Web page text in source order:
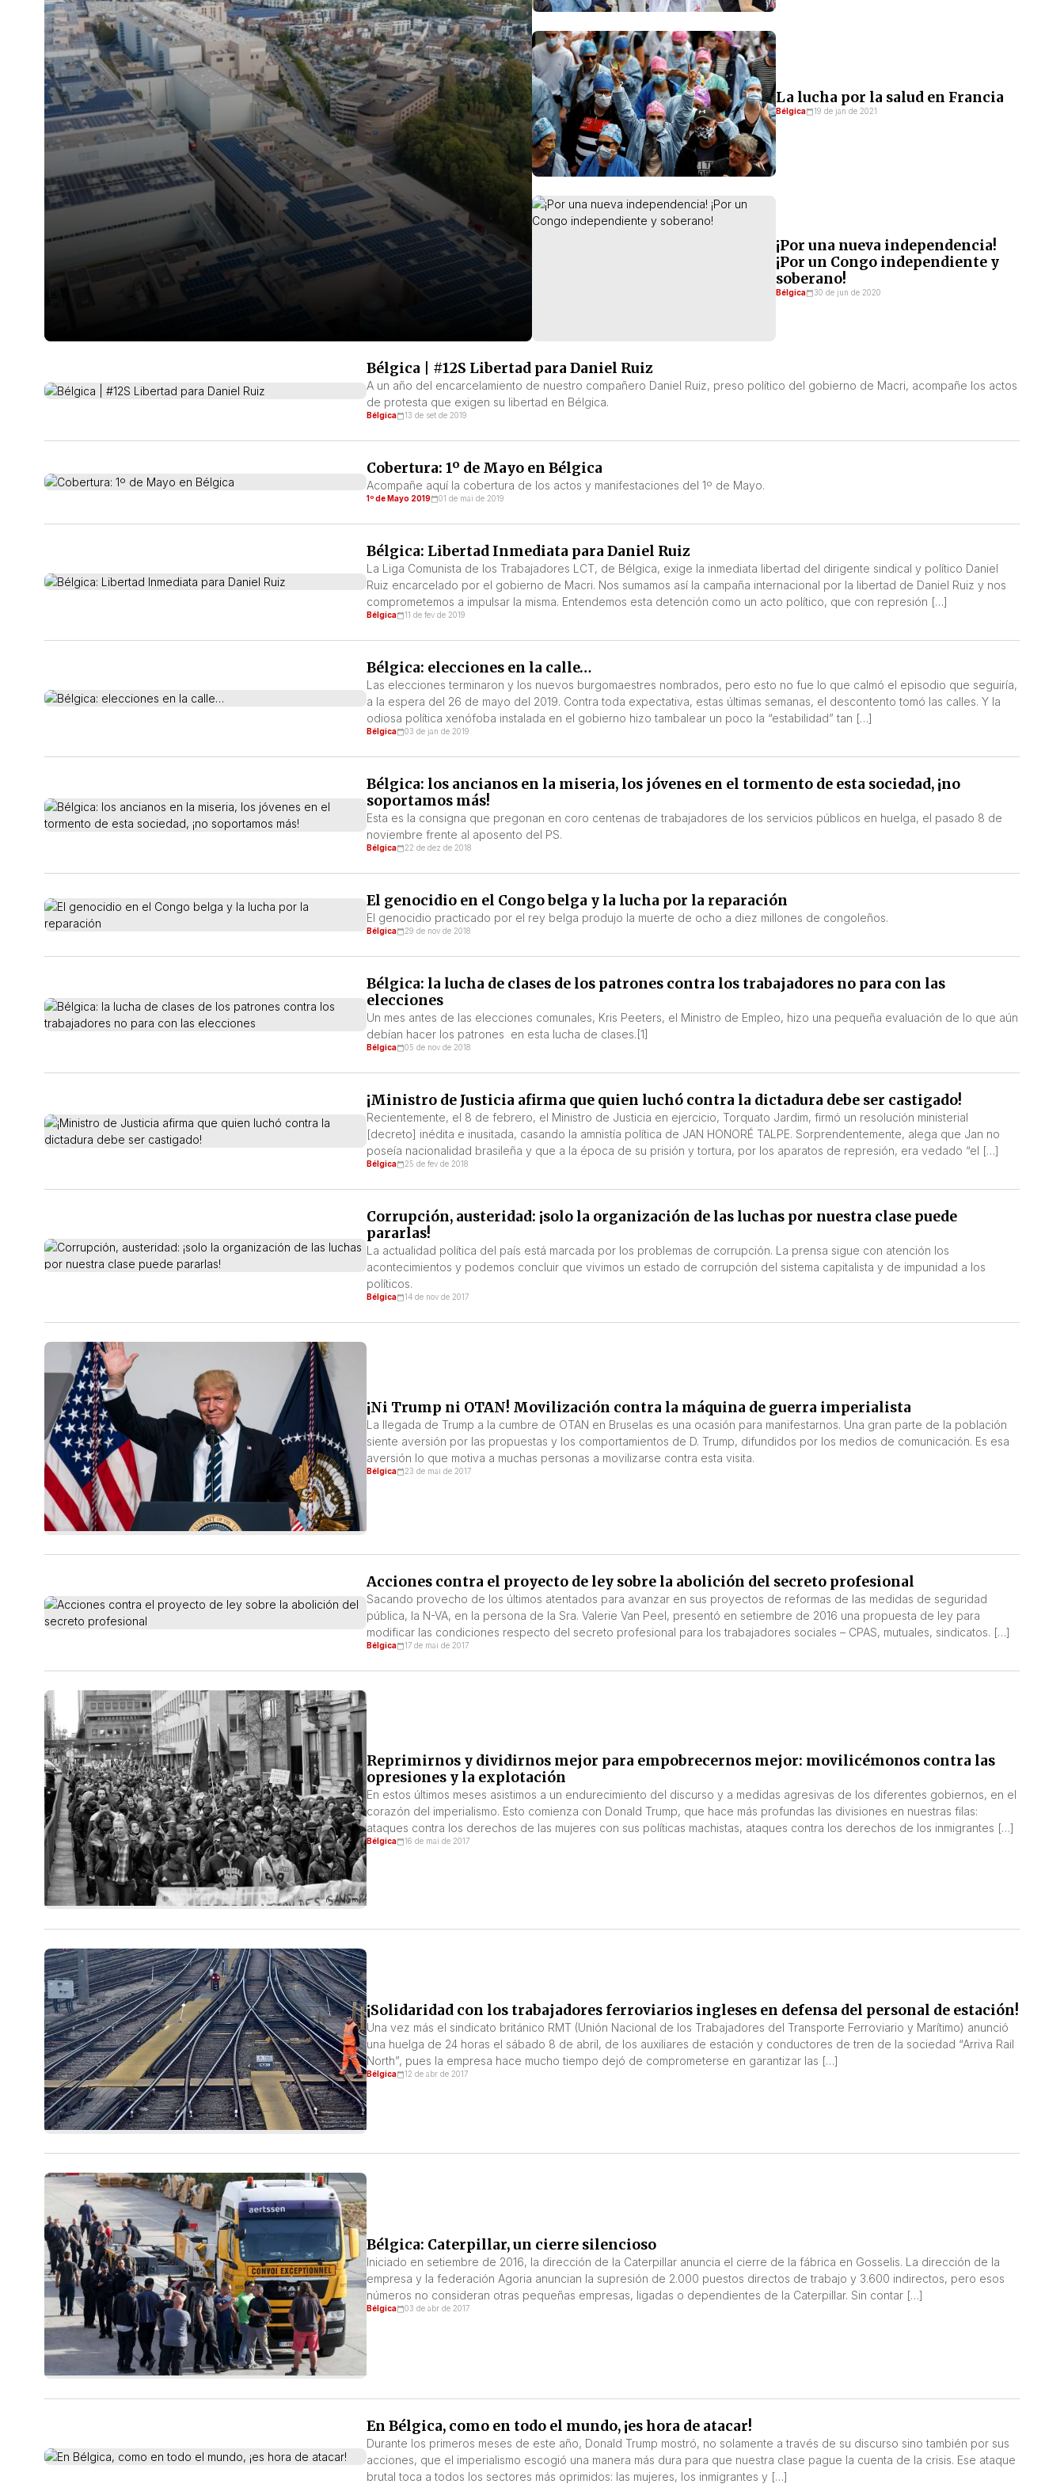
en 2023, la administración de la […]
La lucha por la salud en Francia
Bélgica 19 de jan de 2021
¡Por una nueva independencia!
¡Por un Congo independiente y
soberano!
Bélgica 30 de jun de 2020
Bélgica | #12S Libertad para Daniel Ruiz
A un año del encarcelamiento de nuestro compañero Daniel Ruiz, preso político del gobierno de Macri, acompañe los actos
de protesta que exigen su libertad en Bélgica.
Bélgica 13 de set de 2019
Cobertura: 1º de Mayo en Bélgica
Acompañe aquí la cobertura de los actos y manifestaciones del 1º de Mayo.
1º de Mayo 2019 01 de mai de 2019
Bélgica: Libertad Inmediata para Daniel Ruiz
La Liga Comunista de los Trabajadores LCT, de Bélgica, exige la inmediata libertad del dirigente sindical y político Daniel
Ruiz encarcelado por el gobierno de Macri. Nos sumamos así la campaña internacional por la libertad de Daniel Ruiz y nos
comprometemos a impulsar la misma. Entendemos esta detención como un acto político, que con represión […]
Bélgica 11 de fev de 2019
Bélgica: elecciones en la calle…
Las elecciones terminaron y los nuevos burgomaestres nombrados, pero esto no fue lo que calmó el episodio que seguiría,
a la espera del 26 de mayo del 2019. Contra toda expectativa, estas últimas semanas, el descontento tomó las calles. Y la
odiosa política xenófoba instalada en el gobierno hizo tambalear un poco la “estabilidad” tan […]
Bélgica 03 de jan de 2019
Bélgica: los ancianos en la miseria, los jóvenes en el tormento de esta sociedad, ¡no
soportamos más!
Esta es la consigna que pregonan en coro centenas de trabajadores de los servicios públicos en huelga, el pasado 8 de
noviembre frente al aposento del PS.
Bélgica 22 de dez de 2018
El genocidio en el Congo belga y la lucha por la reparación
El genocidio practicado por el rey belga produjo la muerte de ocho a diez millones de congoleños.
Bélgica 29 de nov de 2018
Bélgica: la lucha de clases de los patrones contra los trabajadores no para con las
elecciones
Un mes antes de las elecciones comunales, Kris Peeters, el Ministro de Empleo, hizo una pequeña evaluación de lo que aún
debían hacer los patrones en esta lucha de clases.[1]
Bélgica 05 de nov de 2018
¡Ministro de Justicia afirma que quien luchó contra la dictadura debe ser castigado!
Recientemente, el 8 de febrero, el Ministro de Justicia en ejercicio, Torquato Jardim, firmó un resolución ministerial
[decreto] inédita e inusitada, casando la amnistía política de JAN HONORÉ TALPE. Sorprendentemente, alega que Jan no
poseía nacionalidad brasileña y que a la época de su prisión y tortura, por los aparatos de represión, era vedado “el […]
Bélgica 25 de fev de 2018
Corrupción, austeridad: ¡solo la organización de las luchas por nuestra clase puede
pararlas!
La actualidad política del país está marcada por los problemas de corrupción. La prensa sigue con atención los
acontecimientos y podemos concluir que vivimos un estado de corrupción del sistema capitalista y de impunidad a los
políticos.
Bélgica 14 de nov de 2017
¡Ni Trump ni OTAN! Movilización contra la máquina de guerra imperialista
La llegada de Trump a la cumbre de OTAN en Bruselas es una ocasión para manifestarnos. Una gran parte de la población
siente aversión por las propuestas y los comportamientos de D. Trump, difundidos por los medios de comunicación. Es esa
aversión lo que motiva a muchas personas a movilizarse contra esta visita.
Bélgica 23 de mai de 2017
Acciones contra el proyecto de ley sobre la abolición del secreto profesional
Sacando provecho de los últimos atentados para avanzar en sus proyectos de reformas de las medidas de seguridad
pública, la N-VA, en la persona de la Sra. Valerie Van Peel, presentó en setiembre de 2016 una propuesta de ley para
modificar las condiciones respecto del secreto profesional para los trabajadores sociales – CPAS, mutuales, sindicatos. […]
Bélgica 17 de mai de 2017
Reprimirnos y dividirnos mejor para empobrecernos mejor: movilicémonos contra las
opresiones y la explotación
En estos últimos meses asistimos a un endurecimiento del discurso y a medidas agresivas de los diferentes gobiernos, en el
corazón del imperialismo. Esto comienza con Donald Trump, que hace más profundas las divisiones en nuestras filas:
ataques contra los derechos de las mujeres con sus políticas machistas, ataques contra los derechos de los inmigrantes […]
Bélgica 16 de mai de 2017
¡Solidaridad con los trabajadores ferroviarios ingleses en defensa del personal de estación!
Una vez más el sindicato británico RMT (Unión Nacional de los Trabajadores del Transporte Ferroviario y Marítimo) anunció
una huelga de 24 horas el sábado 8 de abril, de los auxiliares de estación y conductores de tren de la sociedad “Arriva Rail
North”, pues la empresa hace mucho tiempo dejó de comprometerse en garantizar las […]
Bélgica 12 de abr de 2017
Bélgica: Caterpillar, un cierre silencioso
Iniciado en setiembre de 2016, la dirección de la Caterpillar anuncia el cierre de la fábrica en Gosselis. La dirección de la
empresa y la federación Agoria anuncian la supresión de 2.000 puestos directos de trabajo y 3.600 indirectos, pero esos
números no consideran otras pequeñas empresas, ligadas o dependientes de la Caterpillar. Sin contar […]
Bélgica 03 de abr de 2017
En Bélgica, como en todo el mundo, ¡es hora de atacar!
Durante los primeros meses de este año, Donald Trump mostró, no solamente a través de su discurso sino también por sus
acciones, que el imperialismo escogió una manera más dura para que nuestra clase pague la cuenta de la crisis. Ese ataque
brutal toca a todos los sectores más oprimidos: las mujeres, los inmigrantes y […]